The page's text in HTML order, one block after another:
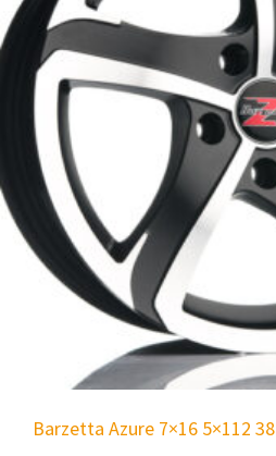
Barzetta Azure 7×16 5×112 38